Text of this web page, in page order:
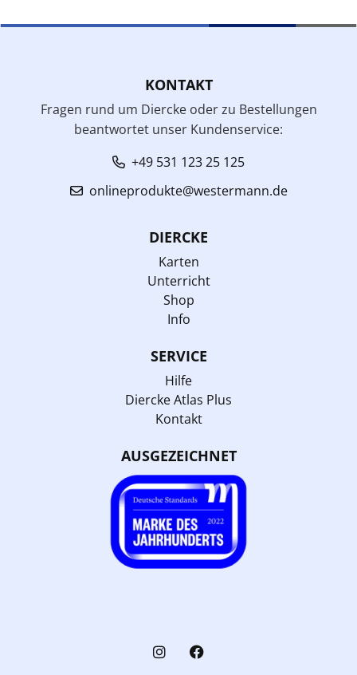
KONTAKT
Fragen rund um Diercke oder zu Bestellungen
beantwortet unser Kundenservice:
+49 531 123 25 125
onlineprodukte@westermann.de
DIERCKE
Karten
Unterricht
Shop
Info
SERVICE
Hilfe
Diercke Atlas Plus
Kontakt
AUSGEZEICHNET